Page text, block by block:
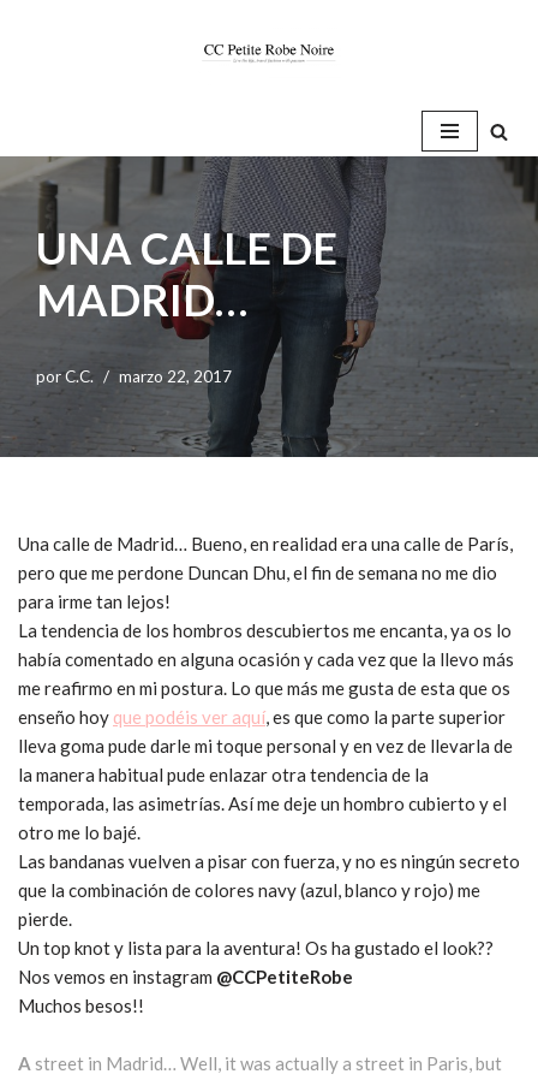
UNA CALLE DE
MADRID…
porC.C. marzo 22, 2017
Una calle de Madrid… Bueno, en realidad era una calle de París,
pero que me perdone Duncan Dhu, el fin de semana no me dio
para irme tan lejos!
La tendencia de los hombros descubiertos me encanta, ya os lo
había comentado en alguna ocasión y cada vez que la llevo más
me reafirmo en mi postura. Lo que más me gusta de esta que os
enseño hoy que podéis ver aquí,es que como la parte superior
lleva goma pude darle mi toque personal y en vez de llevarla de
la manera habitual pude enlazar otra tendencia de la
temporada, las asimetrías. Así me deje un hombro cubierto y el
otro me lo bajé.
Las bandanas vuelven a pisar con fuerza, y no es ningún secreto
que la combinación de colores navy (azul, blanco y rojo) me
pierde.
Un top knot y lista para la aventura! Os ha gustado el look??
Nos vemos en instagram @CCPetiteRobe
Muchos besos!!
A street in Madrid… Well, it was actually a street in Paris, but